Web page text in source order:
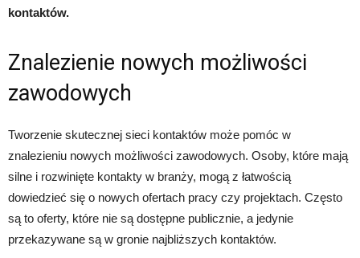
kontaktów.
Znalezienie nowych możliwości
zawodowych
Tworzenie skutecznej sieci kontaktów może pomóc w
znalezieniu nowych możliwości zawodowych. Osoby, które mają
silne i rozwinięte kontakty w branży, mogą z łatwością
dowiedzieć się o nowych ofertach pracy czy projektach. Często
są to oferty, które nie są dostępne publicznie, a jedynie
przekazywane są w gronie najbliższych kontaktów.